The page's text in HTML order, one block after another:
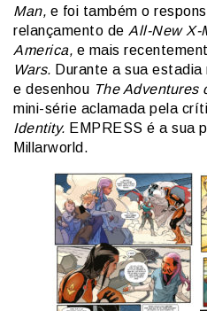
Man, e foi também o
relançamento de All-New X-
America, e mais
Wars. Durante a sua
e desenhou The Adventures
mini-série aclamada pela
Identity. EMPRESS é a sua
Millarworld.